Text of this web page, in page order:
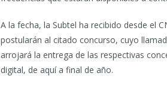
A la fecha, la Subtel ha recibido desde el
postularán al citado concurso, cuyo
arrojará la entrega de las respectivas
digital, de aquí a final de año.